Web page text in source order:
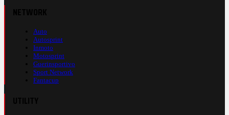
Auto
Autosprint
Inmoto
Motosprint
Guerinsportivo
Sport Network
Fantacup